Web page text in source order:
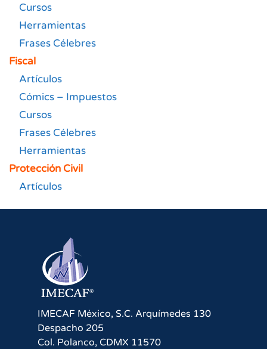
Cursos
Herramientas
Frases Célebres
Fiscal
Artículos
Cómics – Impuestos
Cursos
Frases Célebres
Herramientas
Protección Civil
Artículos
IMECAF México, S.C. Arquímedes 130
Despacho 205
Col. Polanco, CDMX 11570